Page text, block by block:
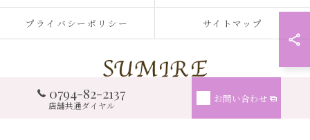
0794-82-2137
店舗共通ダイヤル
お問い合わせ
プライバシーポリシー サイトマップ
© 2026 兵庫県三木市のフェイシャルサロンならSUMIRE ALL RIGHTS RESERVED.